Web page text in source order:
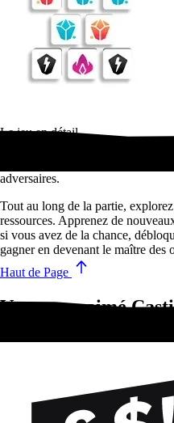
Le jeu en détail
Dans un monde sombre et
adversaires.
Tout au long de la partie,
ressources. Apprenez de
si vous avez de la chance,
gagner en devenant le maître des
Haut de Page
Vous avez aimé